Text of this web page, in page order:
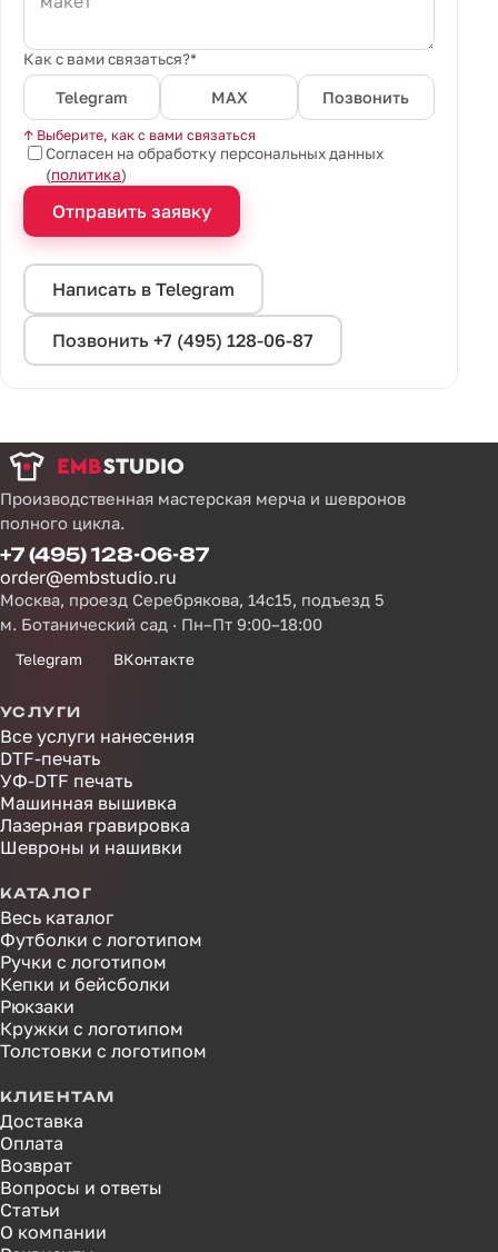
Как с вами связаться?*
Telegram MAX Позвонить
↑ Выберите, как с вами связаться
Согласен на обработку персональных данных
(политика)
Отправить заявку
Написать в Telegram
Позвонить +7 (495) 128-06-87
Производственная мастерская мерча и шевронов
полного цикла.
+7 (495) 128-06-87
order@embstudio.ru
Москва, проезд Серебрякова, 14с15, подъезд 5
м. Ботанический сад · Пн–Пт 9:00–18:00
Telegram ВКонтакте
УСЛУГИ
Все услуги нанесения
DTF-печать
УФ-DTF печать
Машинная вышивка
Лазерная гравировка
Шевроны и нашивки
КАТАЛОГ
Весь каталог
Футболки с логотипом
Ручки с логотипом
Кепки и бейсболки
Рюкзаки
Кружки с логотипом
Толстовки с логотипом
КЛИЕНТАМ
Доставка
Оплата
Возврат
Вопросы и ответы
Статьи
О компании